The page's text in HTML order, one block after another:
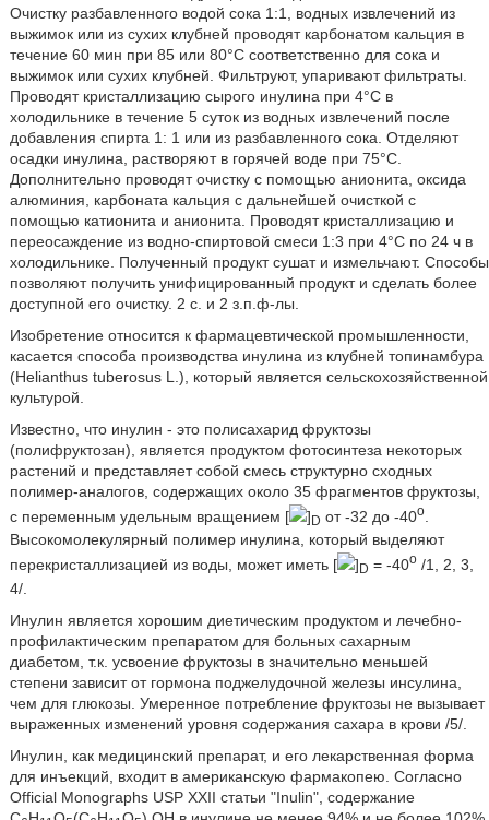
Очистку разбавленного водой сока 1:1, водных извлечений из
выжимок или из сухих клубней проводят карбонатом кальция в
течение 60 мин при 85 или 80°С соответственно для сока и
выжимок или сухих клубней. Фильтруют, упаривают фильтраты.
Проводят кристаллизацию сырого инулина при 4°С в
холодильнике в течение 5 суток из водных извлечений после
добавления спирта 1: 1 или из разбавленного сока. Отделяют
осадки инулина, растворяют в горячей воде при 75°С.
Дополнительно проводят очистку с помощью анионита, оксида
алюминия, карбоната кальция с дальнейшей очисткой с
помощью катионита и анионита. Проводят кристаллизацию и
переосаждение из водно-спиртовой смеси 1:3 при 4°С по 24 ч в
холодильнике. Полученный продукт сушат и измельчают. Способы
позволяют получить унифицированный продукт и сделать более
доступной его очистку. 2 с. и 2 з.п.ф-лы.
Изобретение относится к фармацевтической промышленности,
касается способа производства инулина из клубней топинамбура
(Helianthus tuberosus L.), который является сельскохозяйственной
культурой.
Известно, что инулин - это полисахарид фруктозы
(полифруктозан), является продуктом фотосинтеза некоторых
растений и представляет собой смесь структурно сходных
полимер-аналогов, содержащих около 35 фрагментов фруктозы,
с переменным удельным вращением [
] D от -32 до -40o.
Высокомолекулярный полимер инулина, который выделяют
перекристаллизацией из воды, может иметь [
] D = -40o/1, 2, 3,
4/.
Инулин является хорошим диетическим продуктом и лечебно-
профилактическим препаратом для больных сахарным
диабетом, т.к. усвоение фруктозы в значительно меньшей
степени зависит от гормона поджелудочной железы инсулина,
чем для глюкозы. Умеренное потребление фруктозы не вызывает
выраженных изменений уровня содержания сахара в крови /5/.
Инулин, как медицинский препарат, и его лекарственная форма
для инъекций, входит в американскую фармакопею. Согласно
Official Monographs USP XXII статьи "Inulin", содержание